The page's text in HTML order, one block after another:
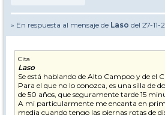
» En respuesta al mensaje de Laso del 27-
Cita
Laso
Se está hablando de Alto Campoo y de el
Para el que no lo conozca, es una silla de
de 50 años, que seguramente tarde 15
A mi particularmente me encanta en
media cuando tengo las piernas rotas de